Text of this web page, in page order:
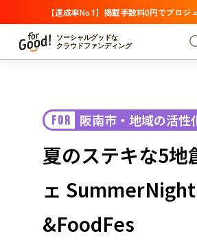
【達成率No.1】掲載手数料0円でプロジ
ソーシャルグッドな
クラウドファンディング
プロジェクトからさがす
カテゴリーからさがす
注目 新着
支援金額が多い
支援人数が多い
終了日が近い
カテゴリーからさがす
国際協力 医療・福祉
子ども・
環境・エシカル
人権・マイノリティ
FOR 阪南市・地域の活性
夏のステキな5地
ェ
&FoodFes